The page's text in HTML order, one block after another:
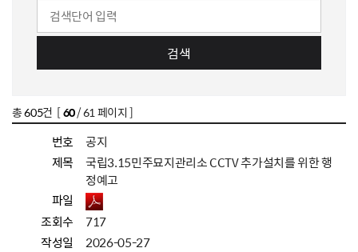
검색
총605건 [60/ 61 페이지 ]
번호
공지
제목
국립3.15민주묘지관리소 CCTV 추가설치를 위한 행
정예고
파일
조회수
717
작성일
2026-05-27